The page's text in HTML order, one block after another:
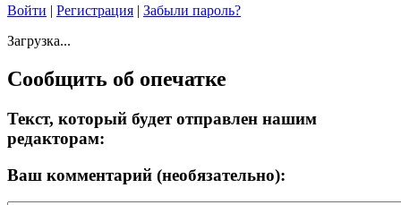
Войти | Регистрация | Забыли пароль?
Загрузка...
Сообщить об опечатке
Текст, который будет отправлен нашим
редакторам:
Ваш комментарий (необязательно):